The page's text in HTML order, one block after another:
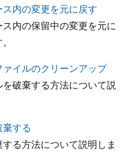
内の変更を元に戻す
内の保留中の変更を元に
イルのクリーンアップ
破棄する方法について説
する
る方法について説明しま